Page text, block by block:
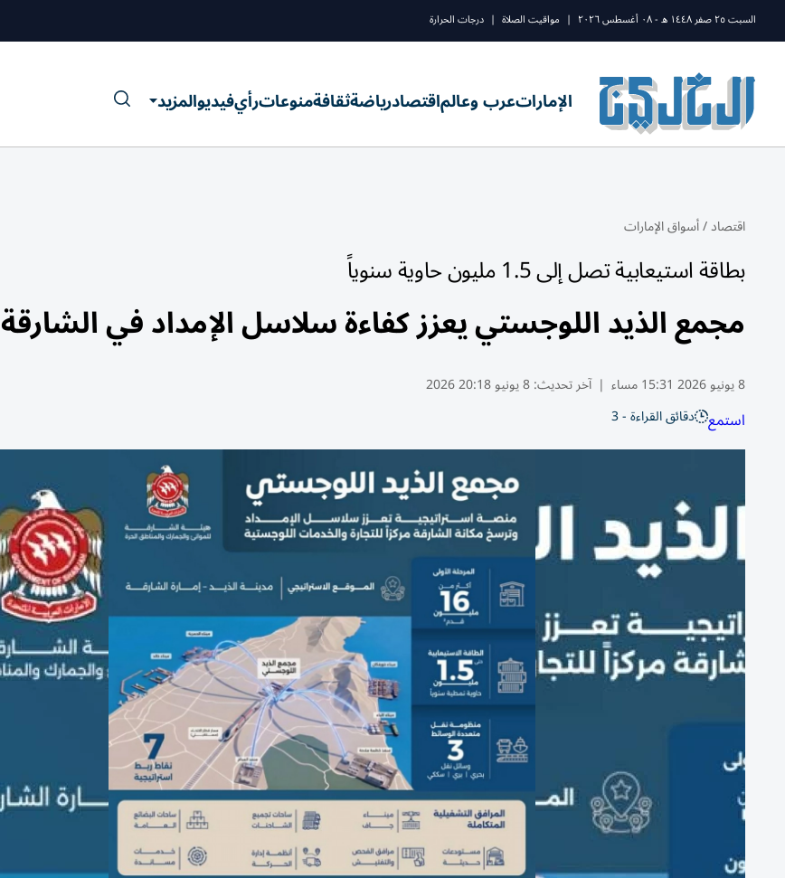
السبت ٢٥ صفر ١٤٤٨ ه - ٠٨ أغسطس ٢٠٢٦ | مواقيت الصلاة | درجات الحرارة
الإماراتعرب وعالماقتصادرياضةثقافةمنوعاترأيفيديوالمزيد
اقتصاد/أسواق الإمارات
بطاقة استيعابية تصل إلى 1.5 مليون حاوية سنوياً
مجمع الذيد اللوجستي يعزز كفاءة سلاسل الإمداد في الشارقة
8 يونيو 2026 15:31 مساء | آخر تحديث:8 يونيو 20:18 2026
استمع دقائق القراءة - 3